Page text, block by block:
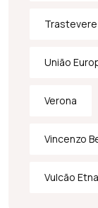
Trastevere
União
Verona
Vincenzo
Vulcão Etna